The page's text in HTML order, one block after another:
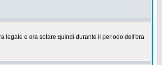
legale e ora solare quindi durante il periodo dell'ora